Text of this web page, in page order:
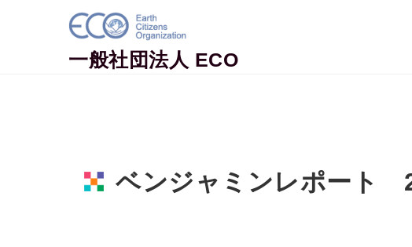
Skip to content
一般社団法人 ECO
ベンジャミンレポート